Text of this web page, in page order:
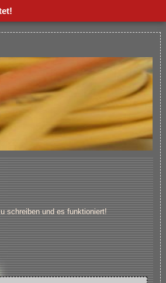
schreiben und es funktioniert!